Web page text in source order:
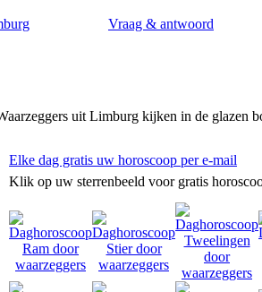
Vraag & antwoord
uit Limburg kijken in de glazen
Elke dag gratis uw horoscoop per e-mail
Klik op uw sterrenbeeld voor gratis